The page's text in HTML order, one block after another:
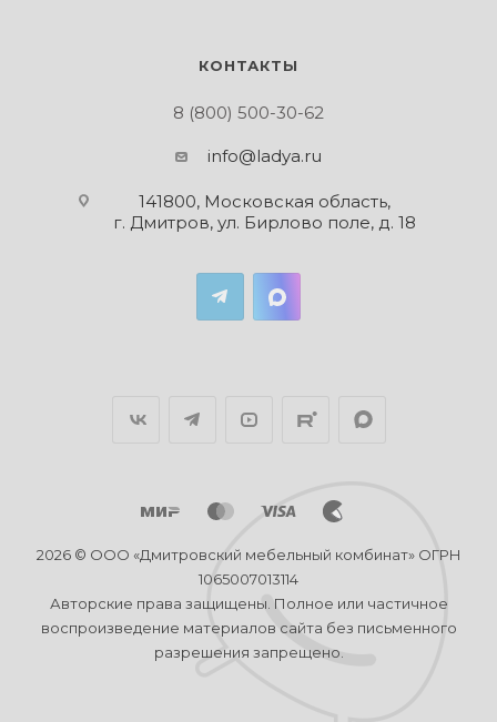
КОНТАКТЫ
8 (800) 500-30-62
info@ladya.ru
141800, Московская область,
г. Дмитров, ул. Бирлово поле, д. 18
2026 © ООО «Дмитровский мебельный комбинат» ОГРН
1065007013114
Авторские права защищены. Полное или частичное
воспроизведение материалов сайта без письменного
разрешения запрещено.